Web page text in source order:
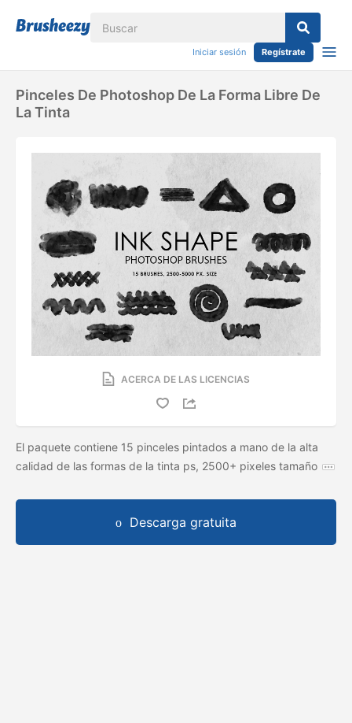
Iniciar sesión Regístrate
Pinceles De Photoshop De La Forma Libre De
La Tinta
ACERCA DE LAS LICENCIAS
El paquete contiene 15 pinceles pintados a mano de la alta
calidad de las formas de la tinta ps, 2500+ pixeles tamaño
Descarga gratuita